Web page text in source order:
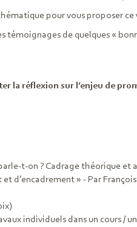
pour vous proposer
témoignages de quelques «
la réflexion sur l’enjeu de
t-on ? Cadrage théorique et
d’encadrement » - Par
individuels dans un cours /